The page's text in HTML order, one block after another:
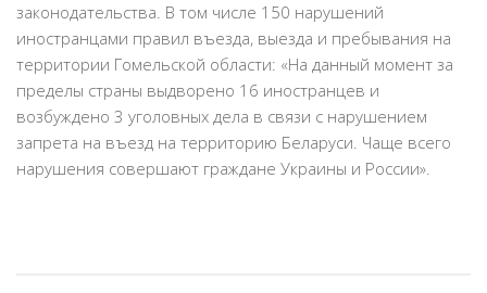
законодательства. В том числе 150 нарушений
иностранцами правил въезда, выезда и пребывания на
территории Гомельской области: «На данный момент за
пределы страны выдворено 16 иностранцев и
возбуждено 3 уголовных дела в связи с нарушением
запрета на въезд на территорию Беларуси. Чаще всего
нарушения совершают граждане Украины и России».